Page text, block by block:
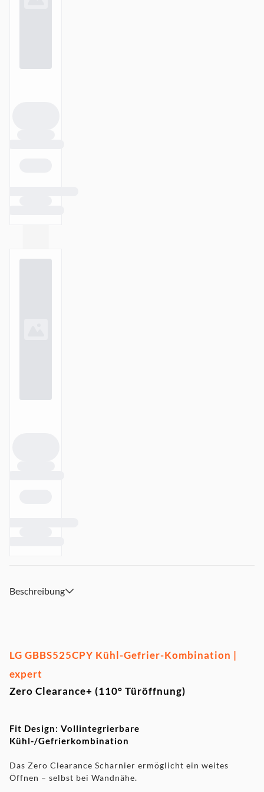
Beschreibung
LG GBBS525CPY Kühl-Gefrier-Kombination |
expert
Zero Clearance+ (110° Türöffnung)
Fit Design: Vollintegrierbare
Kühl-/Gefrierkombination
Das Zero Clearance Scharnier ermöglicht ein weites
Öffnen – selbst bei Wandnähe.